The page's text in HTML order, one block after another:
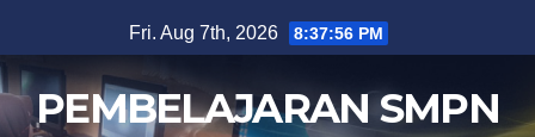
to
content
Fri. Aug 7th, 2026 8:37:57 PM
PEMBELAJARAN SMPN